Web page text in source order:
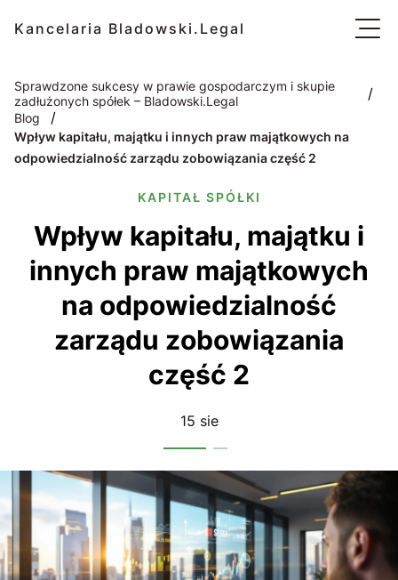
Kancelaria Bladowski.Legal
Sprawdzone sukcesy w prawie gospodarczym i skupie
zadłużonych spółek – Bladowski.Legal
/
Blog /
Wpływ kapitału, majątku i innych praw majątkowych na
odpowiedzialność zarządu zobowiązania część 2
KAPITAŁ SPÓŁKI
Wpływ kapitału, majątku i
innych praw majątkowych
na odpowiedzialność
zarządu zobowiązania
część 2
15 sie